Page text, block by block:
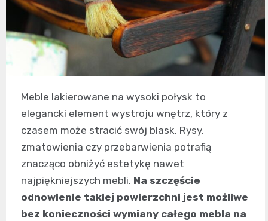
Meble lakierowane na wysoki połysk to
elegancki element wystroju wnętrz, który z
czasem może stracić swój blask. Rysy,
zmatowienia czy przebarwienia potrafią
znacząco obniżyć estetykę nawet
najpiękniejszych mebli. Na szczęście
odnowienie takiej powierzchni jest możliwe
bez konieczności wymiany całego mebla na